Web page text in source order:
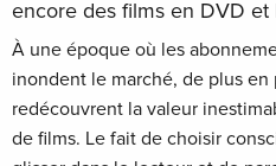
encore des films en DVD et
À une époque où les
inondent le marché, de plus en
redécouvrent la valeur
de films. Le fait de choisir